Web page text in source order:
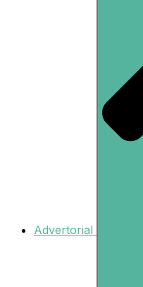
Advertorial